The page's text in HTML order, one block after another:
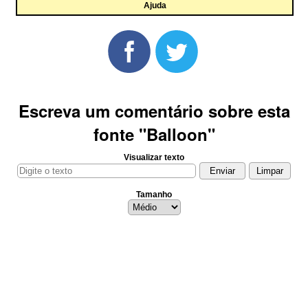
Ajuda
Escreva um comentário sobre esta
fonte "Balloon"
Visualizar texto
Tamanho